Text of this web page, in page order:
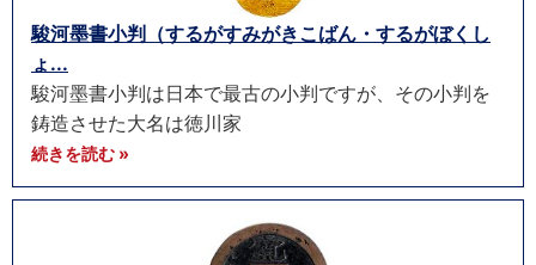
駿河墨書小判（するがすみがきこばん・するがぼくし
ょ...
駿河墨書小判は日本で最古の小判ですが、その小判を
鋳造させた大名は徳川家
続きを読む »